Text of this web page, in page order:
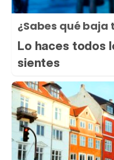
¿Sabes qué baja
Lo haces todos
sientes